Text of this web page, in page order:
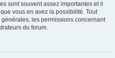
sont souvent assez importantes et il
vous en avez la possibilité. Tout
les permissions concernant
du forum.